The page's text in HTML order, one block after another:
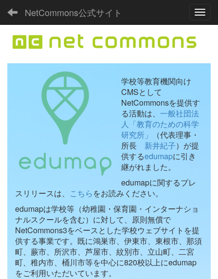
NetCommons公式サイト
学校等教育機関向け
CMSとして
NetCommonsを提供す
る活動は、 一般社団法
人「教育のための科学
研究所」
（代表理事・
所長 新井紀子）が提
供するedumapに引き
継がれました。
edumapに関するプレ
スリリースは、 こちらをお読みください。
edumapは学校等（幼稚園・保育園・インターナショ
ナルスクールを含む）に対して、原則無償で
NetCommons3をベースとした学校ウェブサイトを提
供する事業です。既に鴻巣市、伊東市、東根市、那須
町、蕨市、所沢市、芦屋市、紋別市、立山町、二宮
町、稚内市、桶川市等を中心に820校以上にedumap
をご利用いただいています。